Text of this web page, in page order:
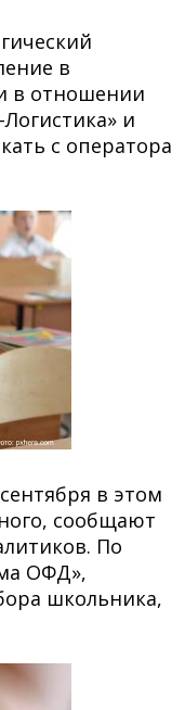
в
в отношении
и
с оператора
в этом
сообщают
По
ОФД»,
школьника,